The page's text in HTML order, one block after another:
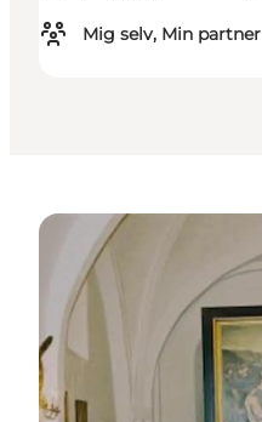
Mig selv, Min partner